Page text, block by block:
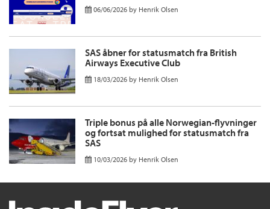
06/06/2026 by Henrik Olsen
SAS åbner for statusmatch fra British
Airways Executive Club
18/03/2026 by Henrik Olsen
Triple bonus på alle Norwegian-flyvninger
og fortsat mulighed for statusmatch fra
SAS
10/03/2026 by Henrik Olsen